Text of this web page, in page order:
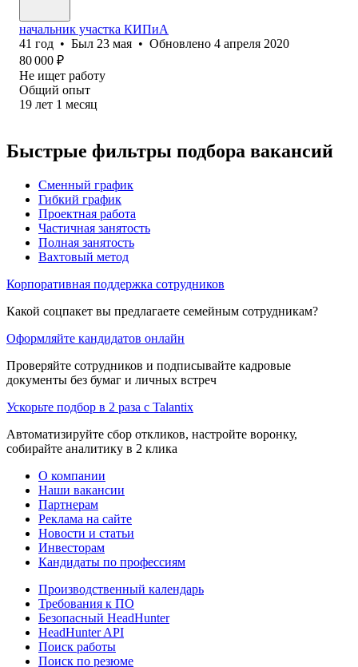
начальник участка КИПиА
41 год • Был 23 мая • Обновлено 4 апреля 2020
80 000 ₽
Не ищет работу
Общий опыт
19 лет 1 месяц
Быстрые фильтры подбора вакансий
Сменный график
Гибкий график
Проектная работа
Частичная занятость
Полная занятость
Вахтовый метод
Корпоративная поддержка сотрудников
Какой соцпакет вы предлагаете семейным сотрудникам?
Оформляйте кандидатов онлайн
Проверяйте сотрудников и подписывайте кадровые
документы без бумаг и личных встреч
Ускорьте подбор в 2 раза с Talantix
Автоматизируйте сбор откликов, настройте воронку,
собирайте аналитику в 2 клика
О компании
Наши вакансии
Партнерам
Реклама на сайте
Новости и статьи
Инвесторам
Кандидаты по профессиям
Производственный календарь
Требования к ПО
Безопасный HeadHunter
HeadHunter API
Поиск работы
Поиск по резюме